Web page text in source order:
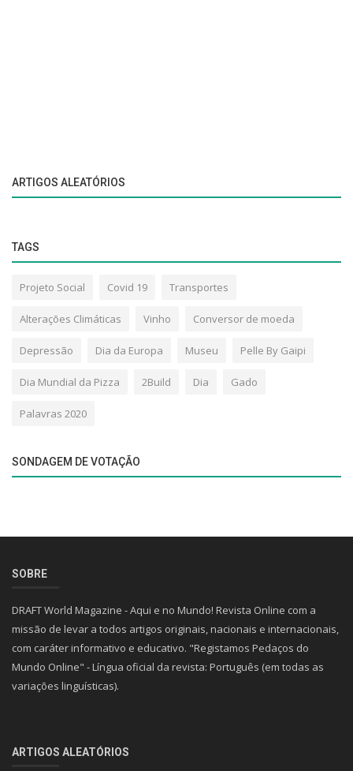
ARTIGOS ALEATÓRIOS
TAGS
Projeto Social Covid 19 Transportes
Alterações Climáticas Vinho Conversor de moeda
Depressão Dia da Europa Museu Pelle By Gaipi
Dia Mundial da Pizza 2Build Dia Gado
Palavras 2020
SONDAGEM DE VOTAÇÃO
SOBRE
DRAFT World Magazine - Aqui e no Mundo! Revista Online com a
missão de levar a todos artigos originais, nacionais e internacionais,
com caráter informativo e educativo. "Registamos Pedaços do
Mundo Online" - Língua oficial da revista: Português (em todas as
variações linguísticas).
ARTIGOS ALEATÓRIOS